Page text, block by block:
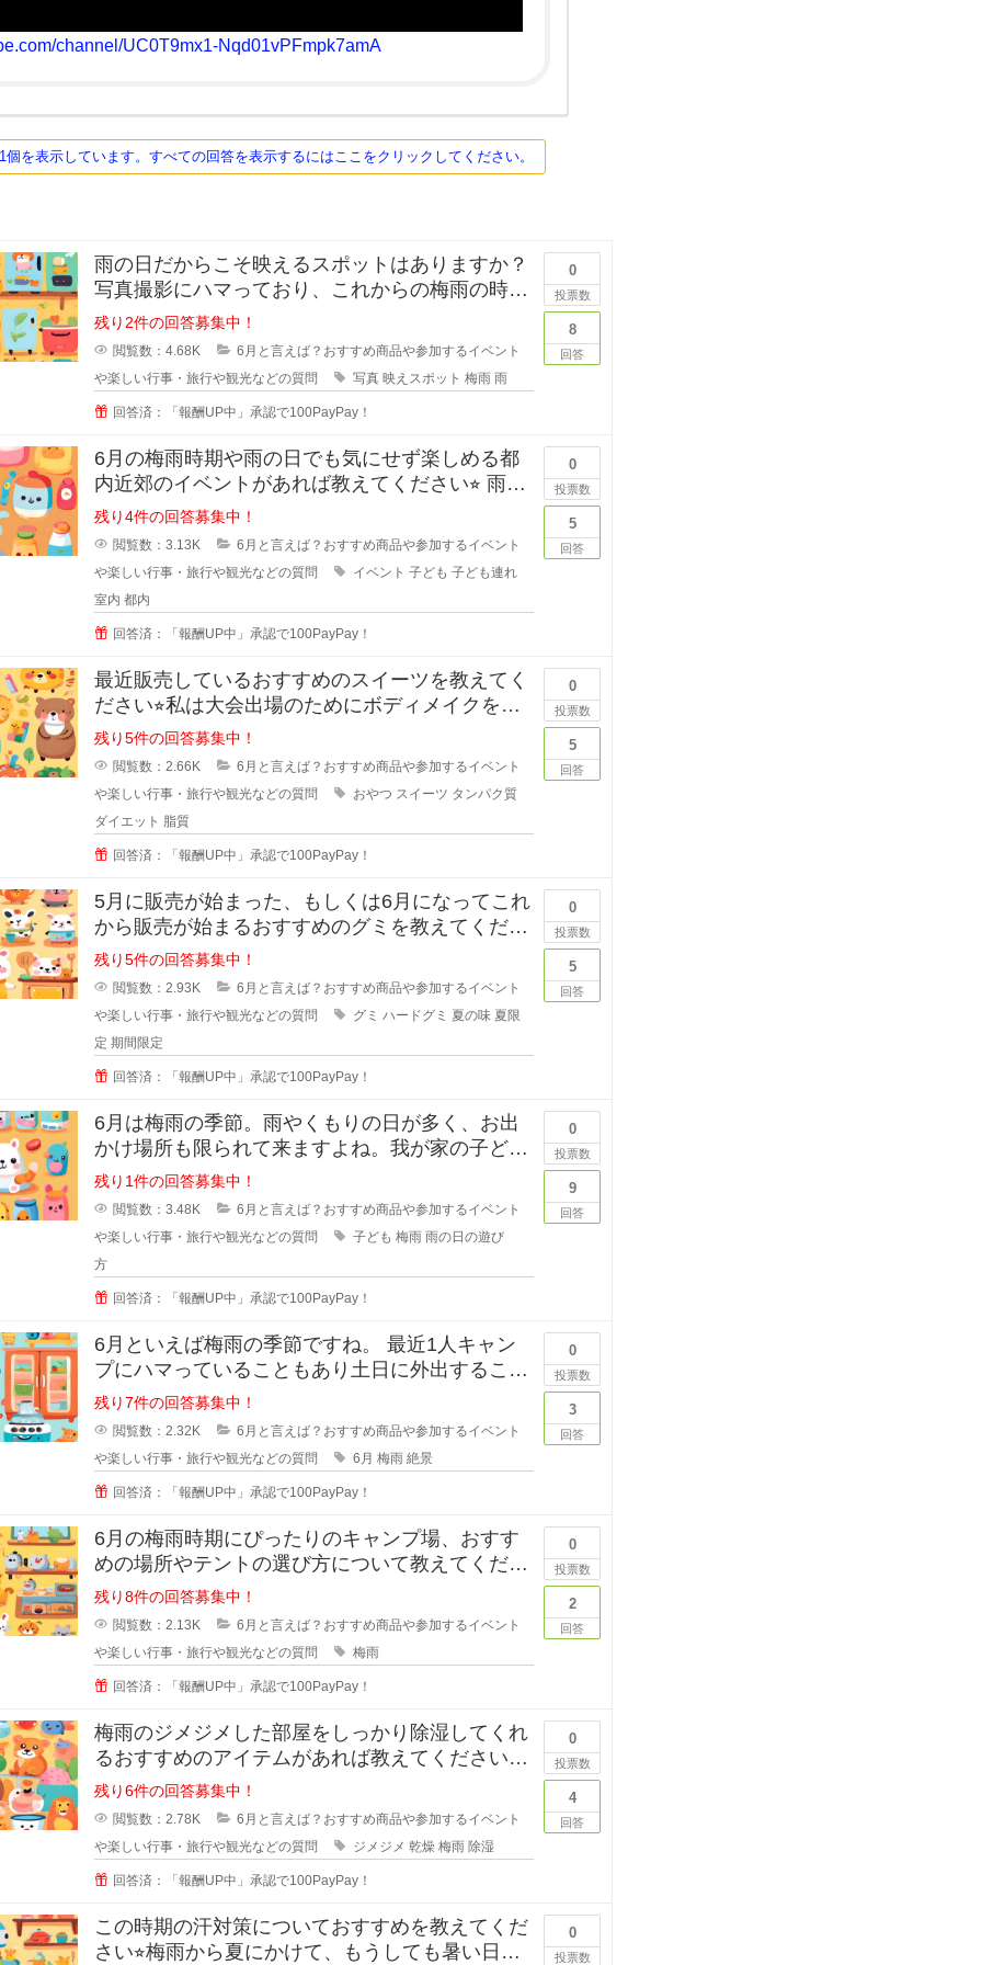
channel/UC0T9mx1-Nqd01vPFmpk7amA
個を表示しています。すべての回答を表示するにはここをクリックしてください。
雨の日だからこそ映えるスポットはありますか？
写真撮影にハマっており、これからの梅雨の時期
はせっかくなので雨をテーマにした
残り2件の回答募集中！
閲覧数：4.68K
6月と言えば？おすすめ商品や参加するイベント
や楽しい行事・旅行や観光などの質問
写真 映えスポット 梅雨 雨
回答済：「報酬UP中」承認で100PayPay！
0
投票数
8
回答
6月の梅雨時期や雨の日でも気にせず楽しめる都
内近郊のイベントがあれば教えてください⭐︎ 雨の
日だとな
残り4件の回答募集中！
閲覧数：3.13K
6月と言えば？おすすめ商品や参加するイベント
や楽しい行事・旅行や観光などの質問
イベント 子ども 子ども連れ
室内 都内
回答済：「報酬UP中」承認で100PayPay！
0
投票数
5
回答
最近販売しているおすすめのスイーツを教えてく
ださい⭐︎私は大会出場のためにボディメイクをし
ていて、いつも高
残り5件の回答募集中！
閲覧数：2.66K
6月と言えば？おすすめ商品や参加するイベント
や楽しい行事・旅行や観光などの質問
おやつ スイーツ タンパク質
ダイエット 脂質
回答済：「報酬UP中」承認で100PayPay！
0
投票数
5
回答
5月に販売が始まった、もしくは6月になってこれ
から販売が始まるおすすめのグミを教えてくださ
い⭐︎夏前になる
残り5件の回答募集中！
閲覧数：2.93K
6月と言えば？おすすめ商品や参加するイベント
や楽しい行事・旅行や観光などの質問
グミ ハードグミ 夏の味 夏限
定 期間限定
回答済：「報酬UP中」承認で100PayPay！
0
投票数
5
回答
6月は梅雨の季節。雨やくもりの日が多く、お出
かけ場所も限られて来ますよね。我が家の子ども
にとっては公園で遊べないのがスト
残り1件の回答募集中！
閲覧数：3.48K
6月と言えば？おすすめ商品や参加するイベント
や楽しい行事・旅行や観光などの質問
子ども 梅雨 雨の日の遊び
方
回答済：「報酬UP中」承認で100PayPay！
0
投票数
9
回答
6月といえば梅雨の季節ですね。 最近1人キャン
プにハマっていることもあり土日に外出すること
が増えましたが、雨だと気
残り7件の回答募集中！
閲覧数：2.32K
6月と言えば？おすすめ商品や参加するイベント
や楽しい行事・旅行や観光などの質問
6月 梅雨 絶景
回答済：「報酬UP中」承認で100PayPay！
0
投票数
3
回答
6月の梅雨時期にぴったりのキャンプ場、おすす
めの場所やテントの選び方について教えてくださ
い。 雨でも楽しめる工夫が
残り8件の回答募集中！
閲覧数：2.13K
6月と言えば？おすすめ商品や参加するイベント
や楽しい行事・旅行や観光などの質問
梅雨
回答済：「報酬UP中」承認で100PayPay！
0
投票数
2
回答
梅雨のジメジメした部屋をしっかり除湿してくれ
るおすすめのアイテムがあれば教えてください⭐︎
これから
残り6件の回答募集中！
閲覧数：2.78K
6月と言えば？おすすめ商品や参加するイベント
や楽しい行事・旅行や観光などの質問
ジメジメ 乾燥 梅雨 除湿
回答済：「報酬UP中」承認で100PayPay！
0
投票数
4
回答
この時期の汗対策についておすすめを教えてくだ
さい⭐︎梅雨から夏にかけて、もうしても暑い日が
0
投票数